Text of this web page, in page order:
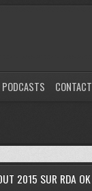
PODCASTS CONTACT
2015 SUR RDA OK